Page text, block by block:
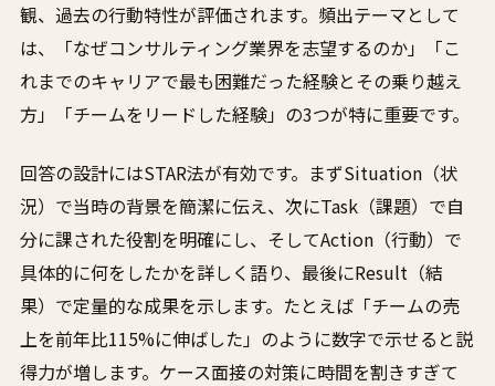
観、過去の行動特性が評価されます。頻出テーマとして
は、「なぜコンサルティング業界を志望するのか」「こ
れまでのキャリアで最も困難だった経験とその乗り越え
方」「チームをリードした経験」の3つが特に重要です。
回答の設計にはSTAR法が有効です。まずSituation（状
況）で当時の背景を簡潔に伝え、次にTask（課題）で自
分に課された役割を明確にし、そしてAction（行動）で
具体的に何をしたかを詳しく語り、最後にResult（結
果）で定量的な成果を示します。たとえば「チームの売
上を前年比115%に伸ばした」のように数字で示せると説
得力が増します。ケース面接の対策に時間を割きすぎて